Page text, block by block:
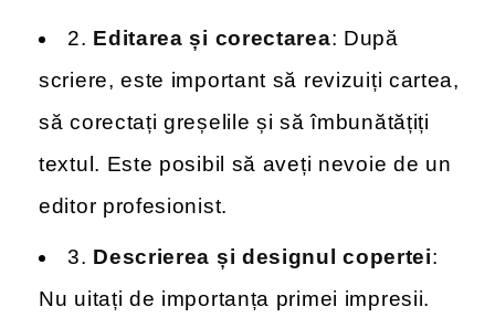
2. Editarea și corectarea: După
scriere, este important să revizuiți cartea,
să corectați greșelile și să îmbunătățiți
textul. Este posibil să aveți nevoie de un
editor profesionist.
3. Descrierea și designul copertei:
Nu uitați de importanța primei impresii.